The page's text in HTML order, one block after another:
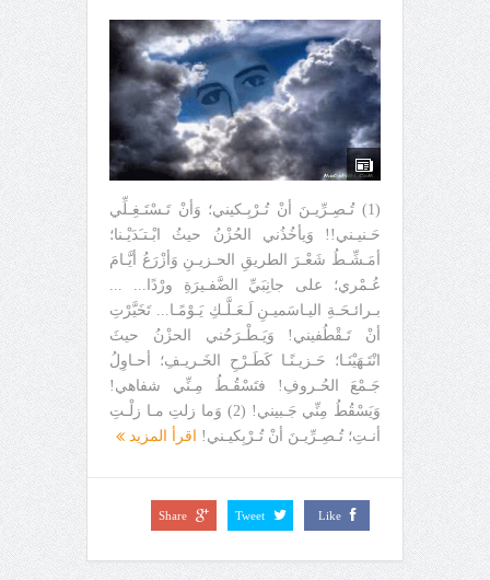
(1) تُـصِـرِّيـنَ أنْ تُـرْبِـكيني؛ وَأنْ تَـسْتَـغِـلِّي
حَـنيـني!! وَيأخُذُني الحُزْنُ حيثُ ابْـتـَدَيْـنا؛
أمَـشِّـطُ شَعْـرَ الطريقِ الحـزيـنِ وَأزْرَعُ أيَّـامَ
عُـمْري؛ على جانِبَيِّ الضَّفـيرَةِ ورْدًا... ...
بـرائـحَـةِ اليـاسَميـنِ لَـعَـلَّـكِ يَـوْمًـا... تَخَيَّرْتِ
أنْ تَـقْطُفيني! وَيَـطْـرَحُني الحزْنُ حيثَ
انْتَـهَيْنَـا؛ حَـزيـنًـا كَطَـرْحِ الخَـريـفِ؛ أحـاوِلُ
جَـمْعَ الحُـروفِ! فتَسْقُـطُ مِـنِّي شفاهي!
وَيَسْقُطُ مِنِّي جَـبيني! (2) وَما زلتِ مـا زلْـتِ
أنـتِ؛ تُـصِـرِّيـنَ أنْ تُـرْبِكيـني!
اقرأ المزيد
Like
Tweet
Share